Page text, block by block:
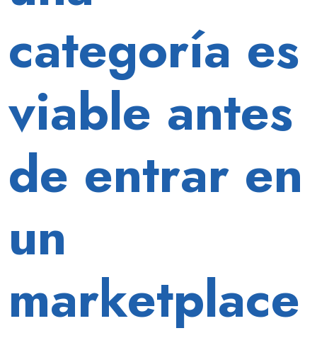
categoría es
viable antes
de entrar en
un
marketplace